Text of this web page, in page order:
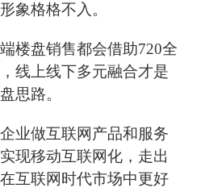
象格格不入。
楼盘销售都会借助720全
线上线下多元融合才是
思路。
业做互联网产品和服务
现移动互联网化，走出
互联网时代市场中更好